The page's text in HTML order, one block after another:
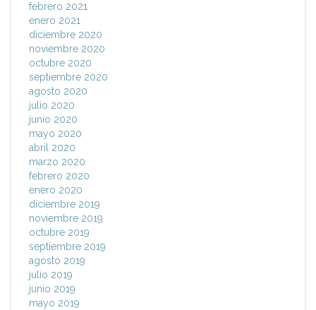
febrero 2021
enero 2021
diciembre 2020
noviembre 2020
octubre 2020
septiembre 2020
agosto 2020
julio 2020
junio 2020
mayo 2020
abril 2020
marzo 2020
febrero 2020
enero 2020
diciembre 2019
noviembre 2019
octubre 2019
septiembre 2019
agosto 2019
julio 2019
junio 2019
mayo 2019